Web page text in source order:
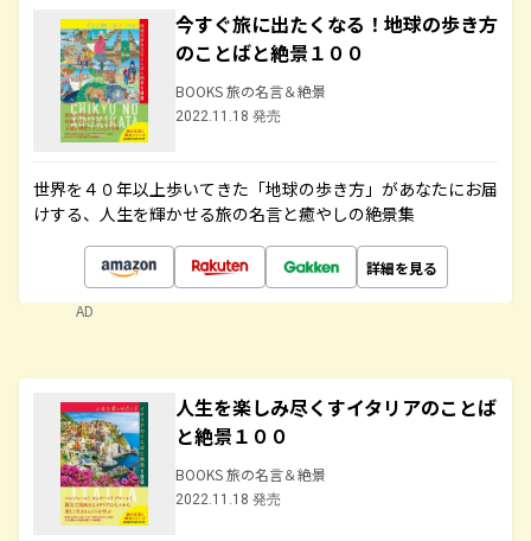
今すぐ旅に出たくなる！地球の歩き方
のことばと絶景１００
BOOKS 旅の名言＆絶景
2022.11.18 発売
世界を４０年以上歩いてきた「地球の歩き方」があなたにお届
けする、人生を輝かせる旅の名言と癒やしの絶景集
詳細を見る
AD
人生を楽しみ尽くすイタリアのことば
と絶景１００
BOOKS 旅の名言＆絶景
2022.11.18 発売